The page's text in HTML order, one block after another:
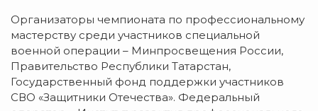
Организаторы чемпионата по профессиональному
мастерству среди участников специальной
военной операции – Минпросвещения России,
Правительство Республики Татарстан,
Государственный фонд поддержки участников
СВО «Защитники Отечества». Федеральный